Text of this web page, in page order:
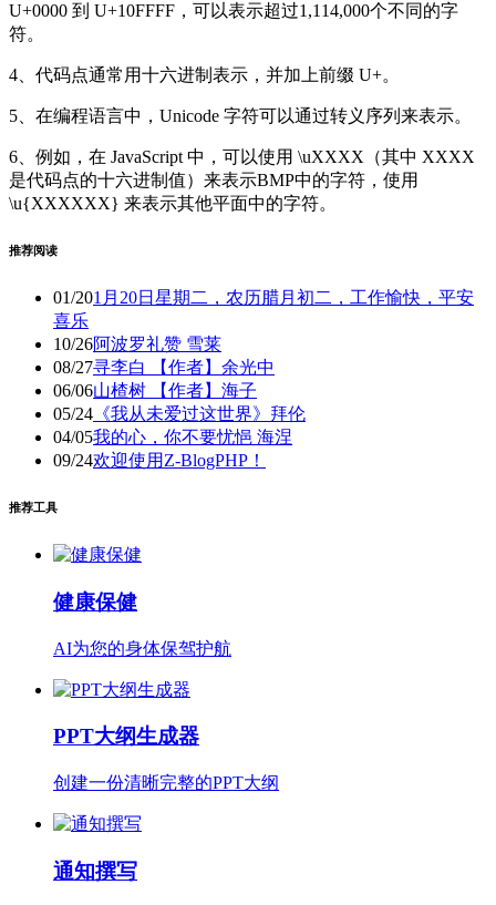
U+0000 到 U+10FFFF，可以表示超过1,114,000个不同的字
符。
4、代码点通常用十六进制表示，并加上前缀 U+。
5、在编程语言中，Unicode 字符可以通过转义序列来表示。
6、例如，在 JavaScript 中，可以使用 \uXXXX（其中 XXXX
是代码点的十六进制值）来表示BMP中的字符，使用
\u{XXXXXX} 来表示其他平面中的字符。
推荐阅读
01/201月20日星期二，农历腊月初二，工作愉快，平安
喜乐
10/26阿波罗礼赞 雪莱
08/27寻李白 【作者】余光中
06/06山楂树 【作者】海子
05/24 《我从未爱过这世界》拜伦
04/05我的心，你不要忧悒 海涅
09/24欢迎使用Z-BlogPHP！
推荐工具
健康保健
AI为您的身体保驾护航
PPT大纲生成器
创建一份清晰完整的PPT大纲
通知撰写